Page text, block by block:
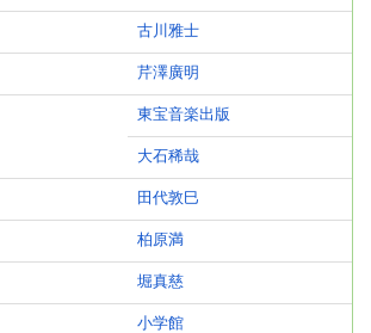
古川雅士
芹澤廣明
東宝音楽出版
大石稀哉
田代敦巳
柏原満
堀真慈
小学館